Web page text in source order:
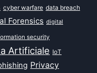
cyber warfare data breach
Forensics digital
security
Artificiale IoT
Privacy